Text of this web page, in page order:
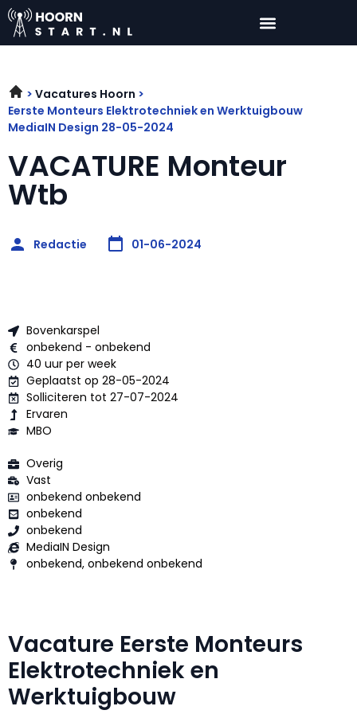
Vacatures Hoorn
Eerste Monteurs Elektrotechniek en Werktuigbouw
MediaIN Design 28-05-2024
VACATURE Monteur
Wtb
Redactie 01-06-2024
Bovenkarspel
onbekend - onbekend
40 uur per week
Geplaatst op 28-05-2024
Solliciteren tot 27-07-2024
Ervaren
MBO
Overig
Vast
onbekend onbekend
onbekend
onbekend
MediaIN Design
onbekend, onbekend onbekend
Vacature Eerste Monteurs
Elektrotechniek en
Werktuigbouw